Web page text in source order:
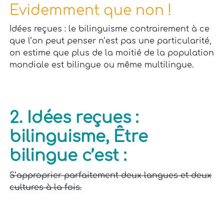
Evidemment que non !
Idées reçues : le bilinguisme contrairement à ce
que l’on peut penser n’est pas une particularité,
on estime que plus de la moitié de la population
mondiale est bilingue ou même multilingue.
2. Idées reçues :
bilinguisme, Être
bilingue c’est :
S’approprier parfaitement deux langues et deux
cultures à la fois.